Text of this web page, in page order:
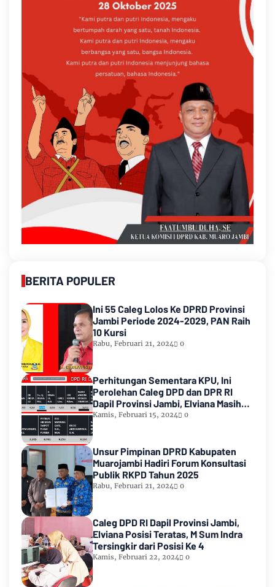
BERITA POPULER
Ini 55 Caleg Lolos Ke DPRD Provinsi
Jambi Periode 2024-2029, PAN Raih
10 Kursi
Rabu, Februari 21, 2024 0
Perhitungan Sementara KPU, Ini
Perolehan Caleg DPD dan DPR RI
Dapil Provinsi Jambi, Elviana Masih
Urutan Kedua Teratas
Kamis, Februari 15, 2024 0
Unsur Pimpinan DPRD Kabupaten
Muarojambi Hadiri Forum Konsultasi
Publik RKPD Tahun 2025
Rabu, Februari 21, 2024 0
Caleg DPD RI Dapil Provinsi Jambi,
Elviana Posisi Teratas, M Sum Indra
Tersingkir dari Posisi Ke 4
Kamis, Februari 22, 2024 0